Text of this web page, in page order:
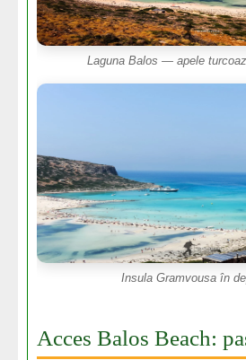
Laguna Balos — apele
Insula Gramvousa în
Acces Balos Beach: